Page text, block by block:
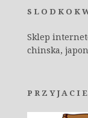
Sklep
chinska,